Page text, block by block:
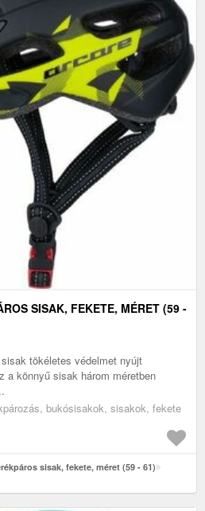
SISAK, FEKETE, MÉRET (59 -
tökéletes védelmet nyújt
a könnyű sisak három méretben
bukósisakok, sisakok, fekete
sisak, fekete, méret (59 - 61)